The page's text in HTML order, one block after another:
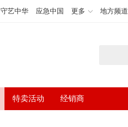
守艺中华 应急中国 更多 地方频道
特卖活动 经销商